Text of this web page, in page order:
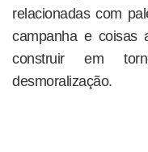
relacionadas com
campanha e coisas
construir em
desmoralização.